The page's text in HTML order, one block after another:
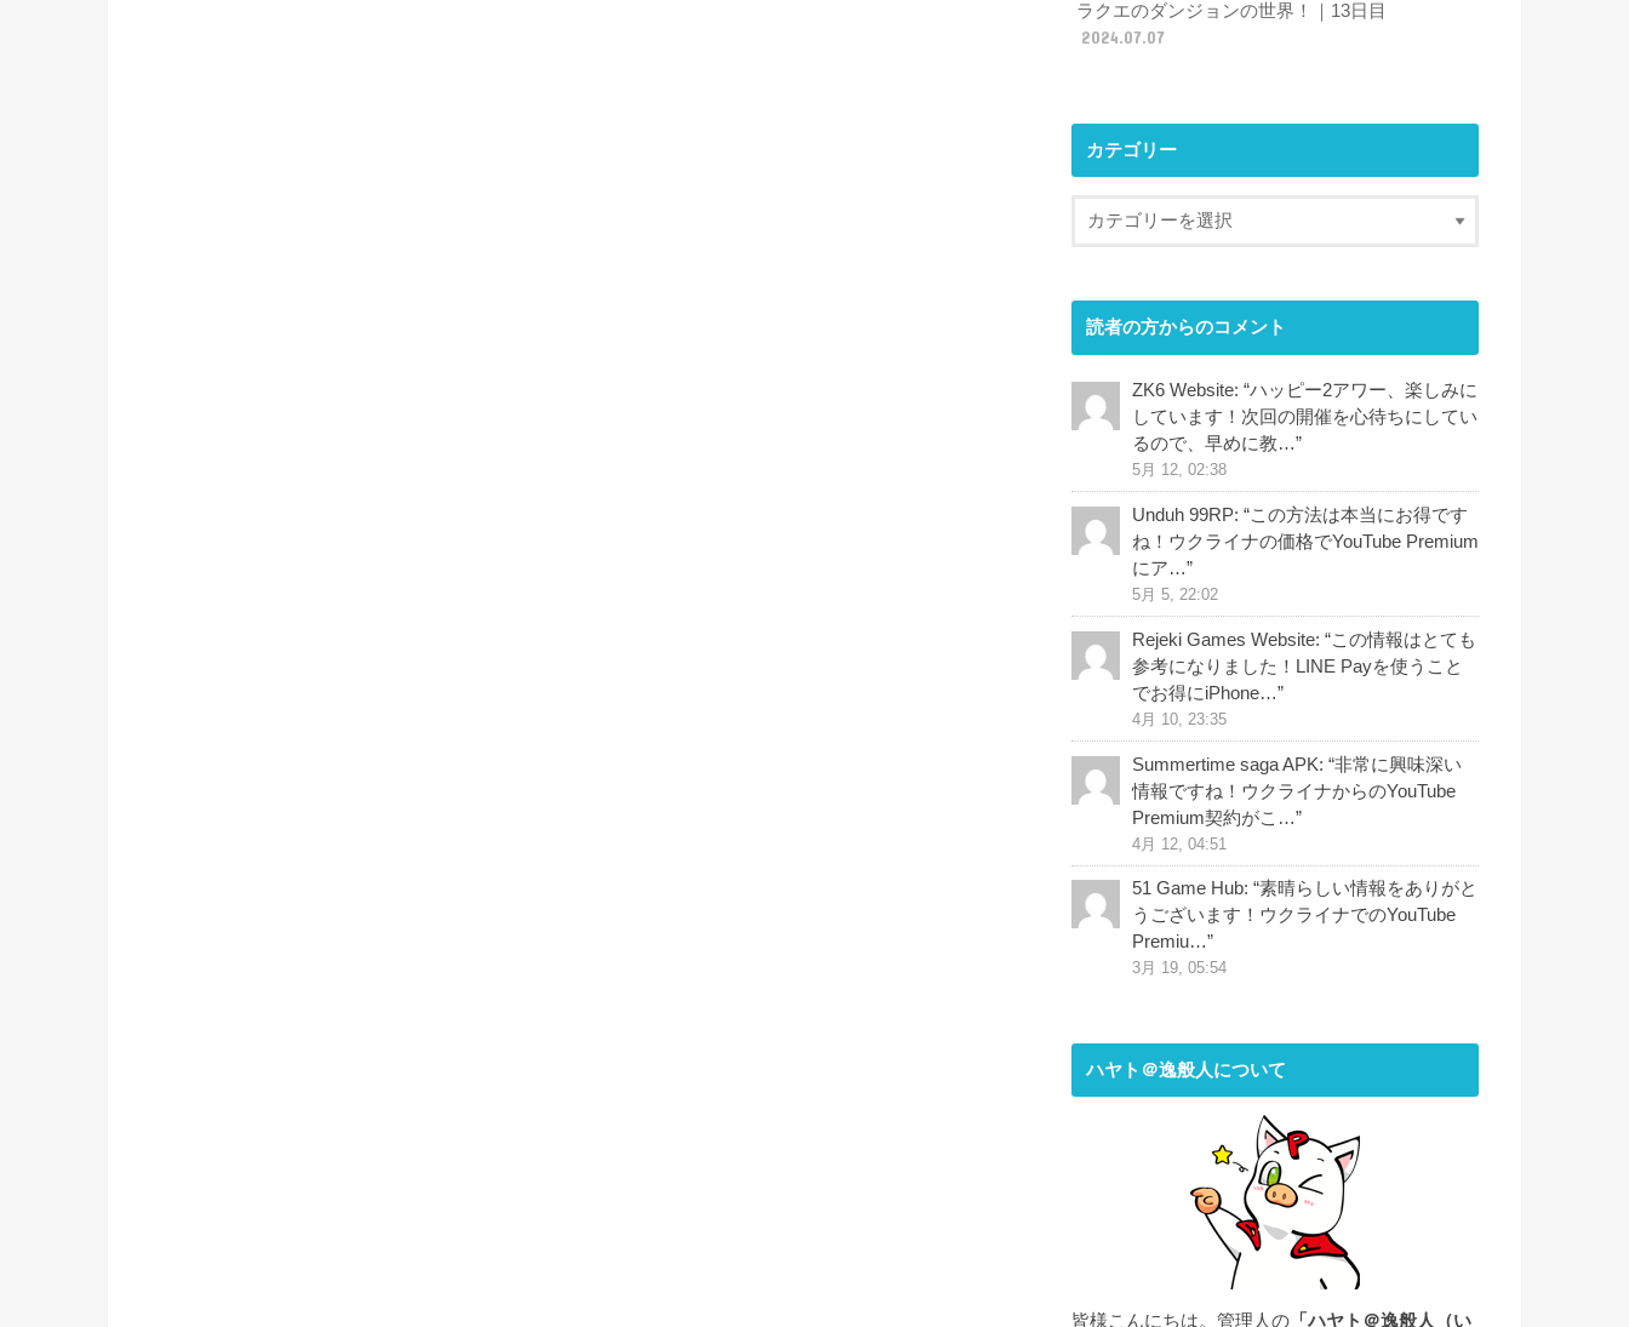
ラクエのダンジョンの世界！｜13日目
2024.07.07
カテゴリー
読者の方からのコメント
ZK6 Website: “ハッピー2アワー、楽しみに
しています！次回の開催を心待ちにしてい
るので、早めに教…”
5月 12, 02:38
Unduh 99RP: “この方法は本当にお得です
ね！ウクライナの価格でYouTube Premium
にア…”
5月 5, 22:02
Rejeki Games Website: “この情報はとても
参考になりました！LINE Payを使うこと
でお得にiPhone…”
4月 10, 23:35
Summertime saga APK: “非常に興味深い
情報ですね！ウクライナからのYouTube
Premium契約がこ…”
4月 12, 04:51
51 Game Hub: “素晴らしい情報をありがと
うございます！ウクライナでのYouTube
Premiu…”
3月 19, 05:54
ハヤト＠逸般人について
皆様こんにちは。管理人の 「ハヤト＠逸般人（い